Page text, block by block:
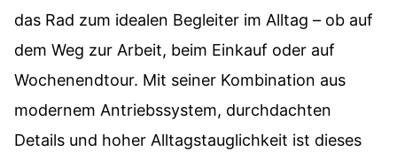
das Rad zum idealen Begleiter im Alltag – ob auf
dem Weg zur Arbeit, beim Einkauf oder auf
Wochenendtour. Mit seiner Kombination aus
modernem Antriebssystem, durchdachten
Details und hoher Alltagstauglichkeit ist dieses